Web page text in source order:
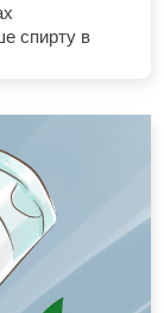
спирту в